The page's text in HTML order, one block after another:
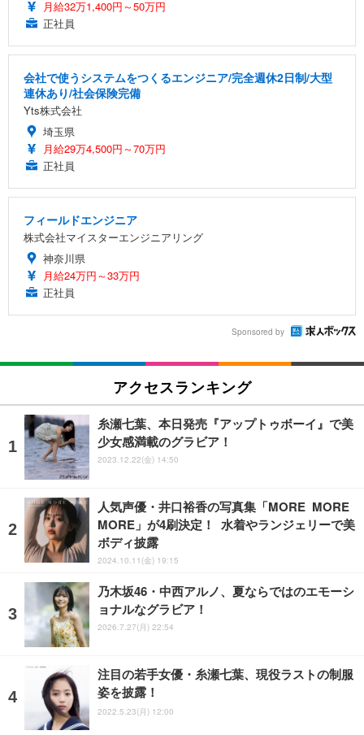
月給32万1,400円～50万円
正社員
会社で使うシステムをつくるエンジニア/完全週休2日制/大型
連休あり/社会保険完備
Yts株式会社
埼玉県
月給29万4,500円～70万円
正社員
フィールドエンジニア
株式会社マイスターエンジニアリング
神奈川県
月給24万円～33万円
正社員
Sponsored by
アクセスランキング
糸瀬七葉、本日発売『アップトゥボーイ』で美
少女感満載のグラビア！
2023.12.22(金) 14:50
人気声優・井口裕香の写真集「MORE MORE
MORE」が4刷決定！ 水着やランジェリーで美
ボディ披露
2024.10.11(金) 19:15
乃木坂46・中西アルノ、夏ならではのエモーシ
ョナルなグラビア！
2026.7.27(月) 22:54
注目の若手女優・糸瀬七葉、現役ラストの制服
姿を披露！
2022.5.23(月) 12:00